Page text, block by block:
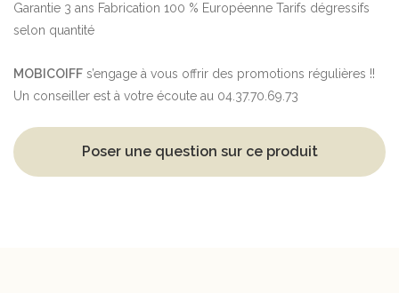
Garantie 3 ans Fabrication 100 % Européenne Tarifs dégressifs
selon quantité
MOBICOIFF s’engage à vous offrir des promotions régulières !!
Un conseiller est à votre écoute au 04.37.70.69.73
Poser une question sur ce produit